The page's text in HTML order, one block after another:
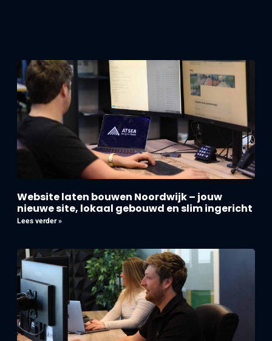
Website laten bouwen Noordwijk – jouw
nieuwe site, lokaal gebouwd en slim ingericht
Lees verder »